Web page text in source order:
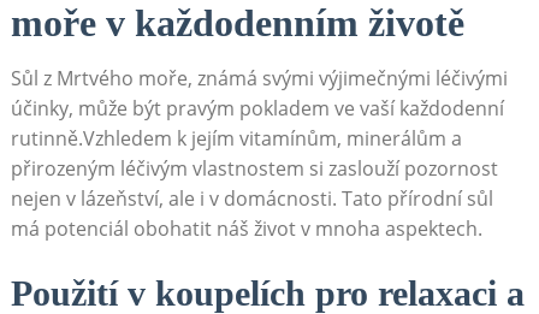
moře ⁣v každodenním životě
Sůl z Mrtvého moře, známá svými výjimečnými ⁢léčivými​
účinky, může být pravým⁣ pokladem⁣ ve vaší každodenní
rutinně.Vzhledem k jejím‌ vitamínům, ⁢minerálům a‍
přirozeným‍ léčivým vlastnostem si ⁤zaslouží pozornost
‍nejen v lázeňství, ale i ‍v domácnosti. Tato přírodní sůl
má potenciál obohatit náš život v mnoha aspektech.
Použití ⁣v koupelích pro relaxaci a